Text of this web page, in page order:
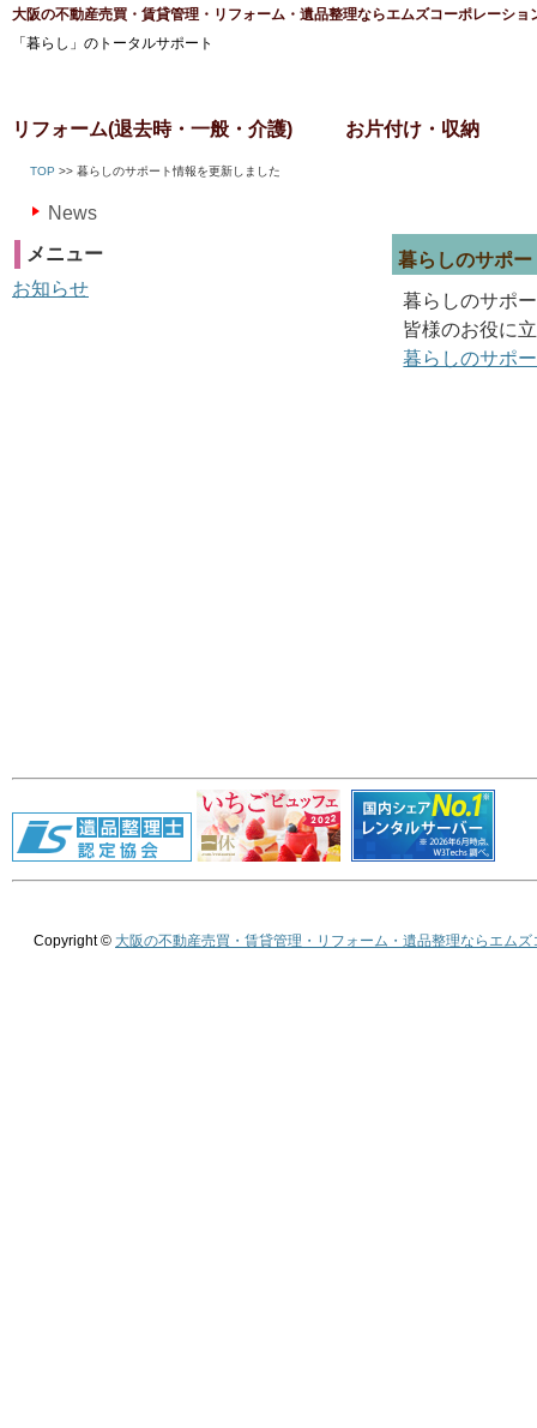
大阪の不動産売買・賃貸管理・リフォーム・遺品整理ならエムズコーポレーショ
「暮らし」のトータルサポート
リフォーム(退去時・一般・介護) お片付け・収納
TOP >> 暮らしのサポート情報を更新しました
News
メニュー
お知らせ
暮らしのサポ
暮らしのサポ
皆様のお役に
暮らしのサポ
Copyright © 大阪の不動産売買・賃貸管理・リフォーム・遺品整理ならエム